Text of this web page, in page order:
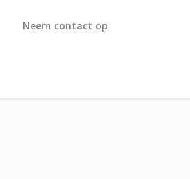
Neem contact op